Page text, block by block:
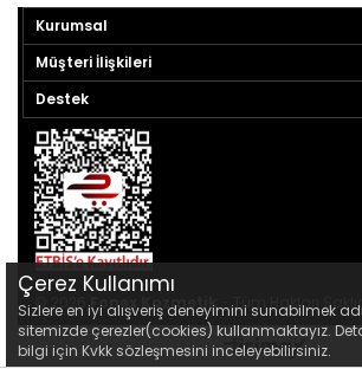
Kurumsal
Müşteri İlişkileri
Destek
© 2026 Fonex Kozmetik - Tüm Hakları
Çerez Kullanımı
Sizlere en iyi alışveriş deneyimini sunabilmek
sitemizde çerezler(cookies) kullanmaktayız.
bilgi için Kvkk sözleşmesini inceleyebilirsiniz.